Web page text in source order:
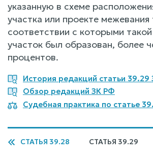
указанную в схеме
участка или проекте
соответствии с которыми
участок был образован, более
процентов.
История редакций статьи 39.29
Обзор редакций ЗК РФ
Судебная практика по статье
СТАТЬЯ 39.28 СТАТЬЯ 39.29